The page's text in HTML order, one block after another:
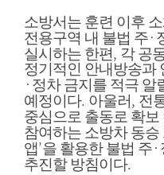
소방서는 훈련 이후
전용구역 내 불법 주·
실시하는 한편,각 공
정기적인 안내방송과
·정차 금지를 적극 알
예정이다. 아울러,전
중심으로 출동로 확
참여하는 소방차 동
앱’을 활용한 불법 주·
추진할 방침이다.